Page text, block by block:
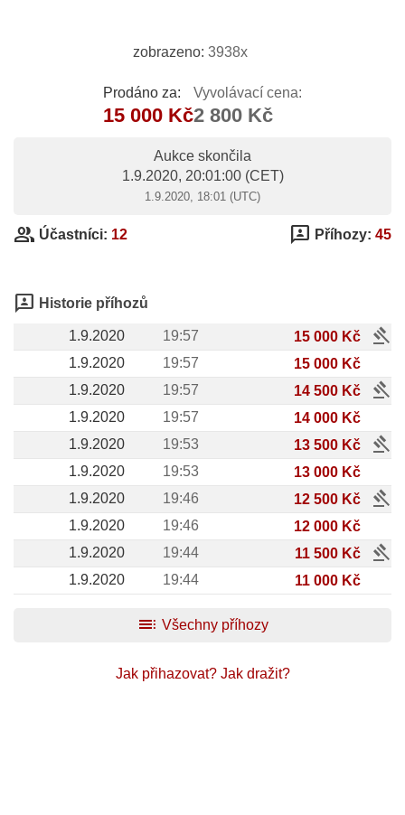
zobrazeno: 3938x
Prodáno za:
15 000 Kč
Vyvolávací cena:
2 800 Kč
Aukce skončila
1.9.2020, 20:01:00(CET)
1.9.2020, 18:01 (UTC)
group Účastníci: 12 3p Příhozy: 45
3p Historie příhozů
1.9.2020 19:57 15 000 Kč gavel
1.9.2020 19:57
15 000 Kč
1.9.2020
19:57 14 500 Kč gavel
1.9.2020 19:57
14 000 Kč
1.9.2020
19:53 13 500 Kč gavel
1.9.2020 19:53
13 000 Kč
1.9.2020
19:46 12 500 Kč gavel
1.9.2020 19:46
12 000 Kč
1.9.2020
19:44 11 500 Kč gavel
1.9.2020 19:44 11 000 Kč
toc Všechny příhozy
Jak přihazovat? Jak dražit?